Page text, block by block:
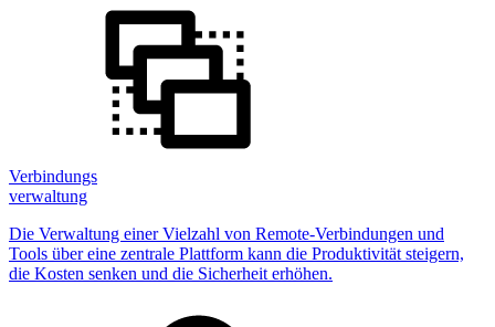
Verbindungs
verwaltung
Die Verwaltung einer Vielzahl von Remote-Verbindungen und
Tools über eine zentrale Plattform kann die Produktivität steigern,
die Kosten senken und die Sicherheit erhöhen.